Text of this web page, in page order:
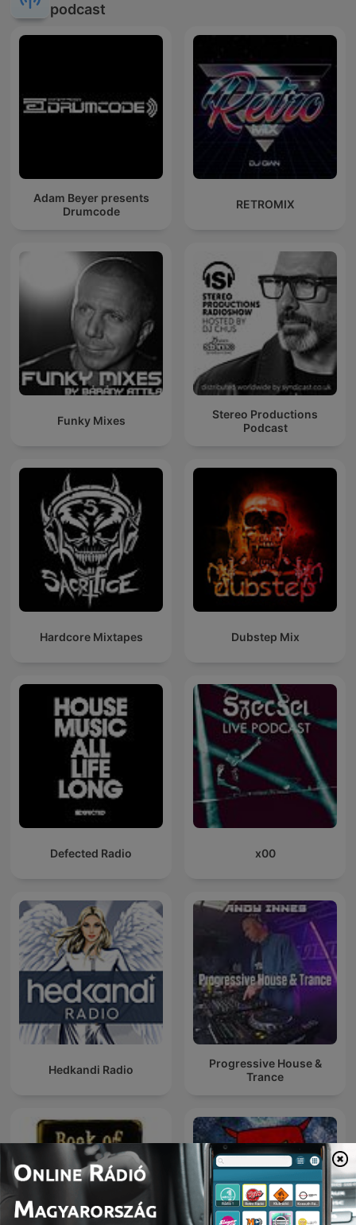
podcast
Adam Beyer presents
Drumcode
RETROMIX
Funky Mixes
Stereo Productions
Podcast
Hardcore Mixtapes Dubstep Mix
Defected Radio x00
Hedkandi Radio
Progressive House &
Trance